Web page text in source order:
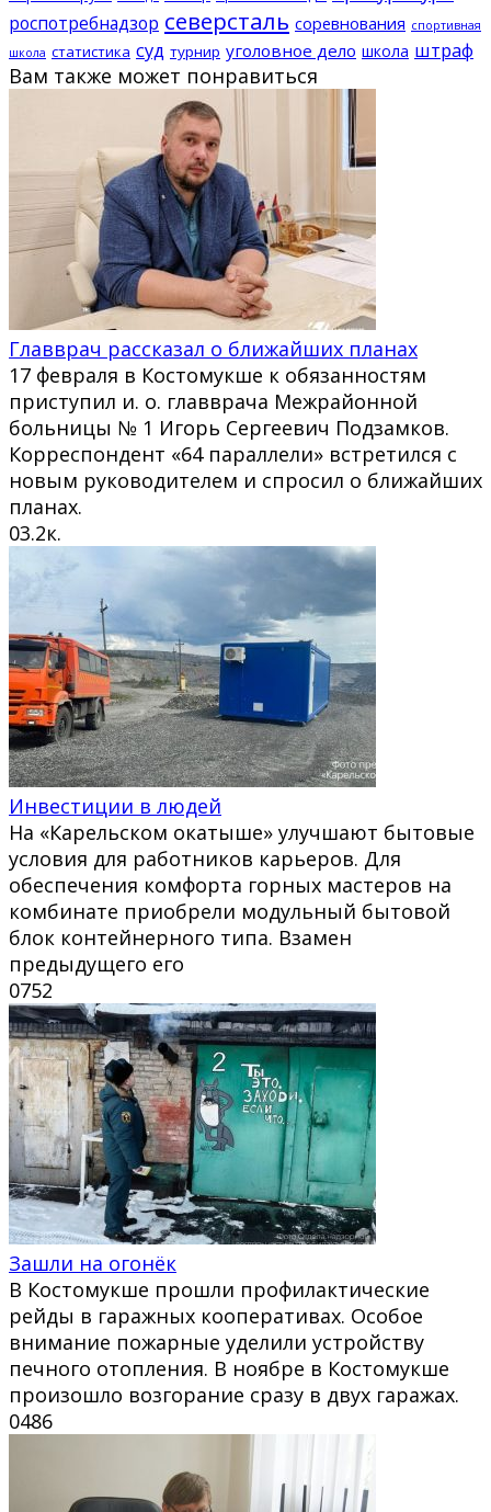
роспотребнадзор северсталь соревнования спортивная
школа статистика суд турнир уголовное дело школа штраф
Вам также может понравиться
Главврач рассказал о ближайших планах
17 февраля в Костомукше к обязанностям
приступил и. о. главврача Межрайонной
больницы № 1 Игорь Сергеевич Подзамков.
Корреспондент «64 параллели» встретился с
новым руководителем и спросил о ближайших
планах.
03.2к.
Инвестиции в людей
На «Карельском окатыше» улучшают бытовые
условия для работников карьеров. Для
обеспечения комфорта горных мастеров на
комбинате приобрели модульный бытовой
блок контейнерного типа. Взамен
предыдущего его
0752
Зашли на огонёк
В Костомукше прошли профилактические
рейды в гаражных кооперативах. Особое
внимание пожарные уделили устройству
печного отопления. В ноябре в Костомукше
произошло возгорание сразу в двух гаражах.
0486